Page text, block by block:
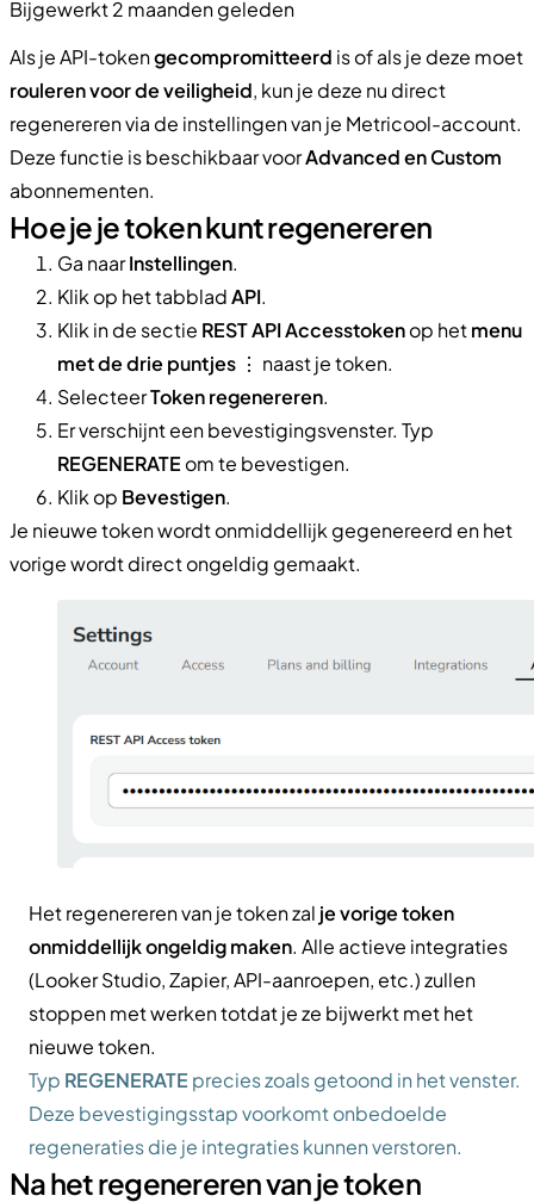
Bijgewerkt 2 maanden geleden
Als je API-tokengecompromitteerd is of als je deze moet
rouleren voor de veiligheid, kun je deze nu direct
regenereren via de instellingen van je Metricool-account.
Deze functie is beschikbaar voorAdvanced en Custom
abonnementen.
Hoe je je token kunt regenereren
Ga naarInstellingen.
Klik op het tabbladAPI.
Klik in de sectie REST API Accesstokenop hetmenu
met de drie puntjes ⋮ naast je token.
SelecteerToken regenereren.
Er verschijnt een bevestigingsvenster. Typ
REGENERATE om te bevestigen.
Klik op Bevestigen.
Je nieuwe token wordt onmiddellijk gegenereerd en het
vorige wordt direct ongeldig gemaakt.
Het regenereren van je token zal je vorige token
onmiddellijk ongeldig maken. Alle actieve integraties
(Looker Studio, Zapier, API-aanroepen, etc.) zullen
stoppen met werken totdat je ze bijwerkt met het
nieuwe token.
Typ REGENERATE precies zoals getoond in het venster.
Deze bevestigingsstap voorkomt onbedoelde
regeneraties die je integraties kunnen verstoren.
Na het regenereren van je token